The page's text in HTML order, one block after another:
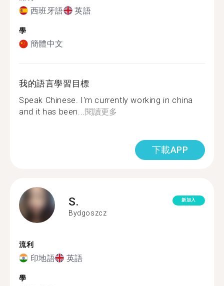
西班牙語 英語
學
簡體中文
我的語言學習目標
Speak Chinese. I'm currently working in china
and it has been...閱讀更多
下載APP
S.
Bydgoszcz
新加入
流利
印地語 英語
學